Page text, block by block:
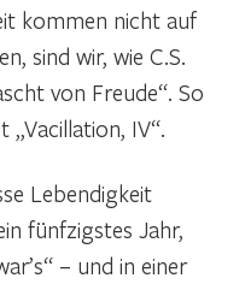
kommen nicht auf
sind wir, wie C.S.
von Freude“. So
„Vacillation, IV“.
Lebendigkeit
fünfzigstes Jahr,
– und in einer